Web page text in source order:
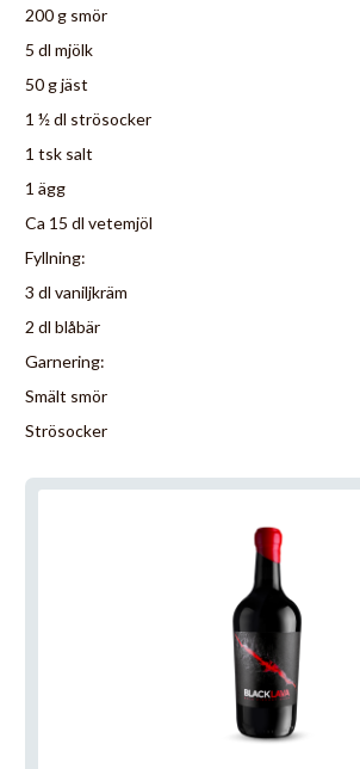
200 g smör
5 dl mjölk
50 g jäst
1 ½ dl strösocker
1 tsk salt
1 ägg
Ca 15 dl vetemjöl
Fyllning:
3 dl vaniljkräm
2 dl blåbär
Garnering:
Smält smör
Strösocker